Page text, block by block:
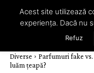
Diverse
Parfumuri fake
luăm țeapă?
Acest site utilizează
experiența. Dacă nu
Refuz